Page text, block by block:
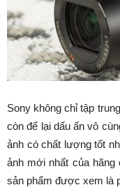
Sony không chỉ tập
còn để lại dấu ấn vô
ảnh có chất lượng tốt
ảnh mới nhất của hãng
sản phẩm được xem là